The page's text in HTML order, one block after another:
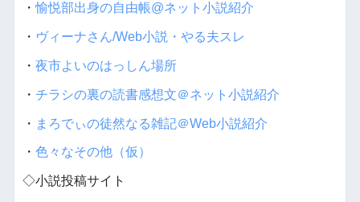
・愉悦部出身の自由帳@ネット小説紹介
・ ヴィーナさん/Web小説・やる夫スレ
・ 夜市よいのはっしん場所
・ チラシの裏の読書感想文＠ネット小説紹介
・ まろでぃの徒然なる雑記＠Web小説紹介
・ 色々なその他（仮）
◇小説投稿サイト